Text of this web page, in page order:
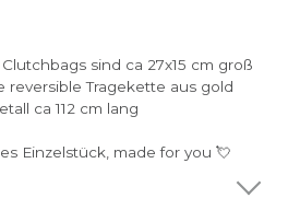
sind ca 27x15 cm groß
reversible Tragekette aus gold
ca 112 cm lang
Einzelstück, made for you 💘